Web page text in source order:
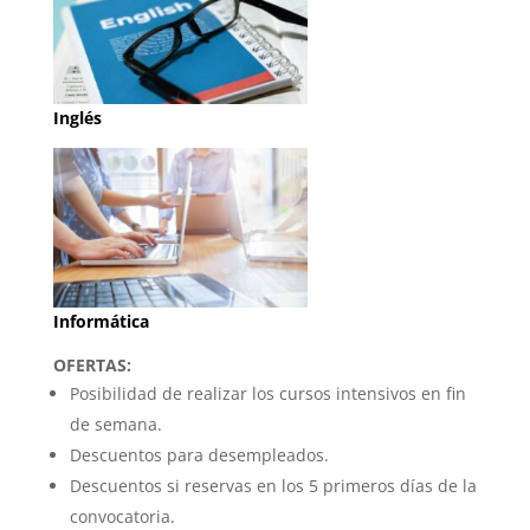
Inglés
Informática
OFERTAS:
Posibilidad de realizar los cursos intensivos en fin
de semana.
Descuentos para desempleados.
Descuentos si reservas en los 5 primeros días de la
convocatoria.